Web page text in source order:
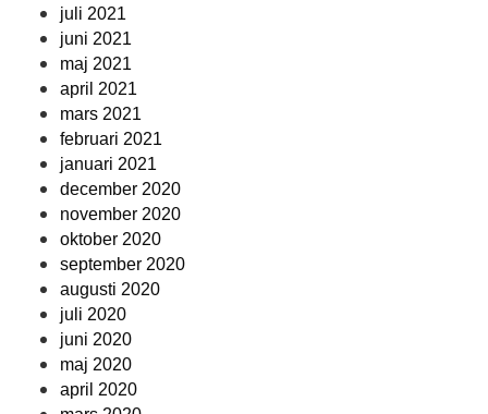
juli 2021
juni 2021
maj 2021
april 2021
mars 2021
februari 2021
januari 2021
december 2020
november 2020
oktober 2020
september 2020
augusti 2020
juli 2020
juni 2020
maj 2020
april 2020